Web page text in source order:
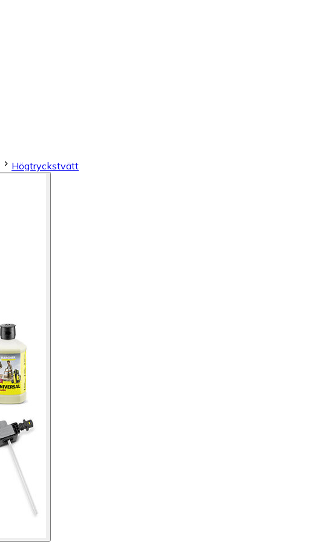
Högtryckstvätt